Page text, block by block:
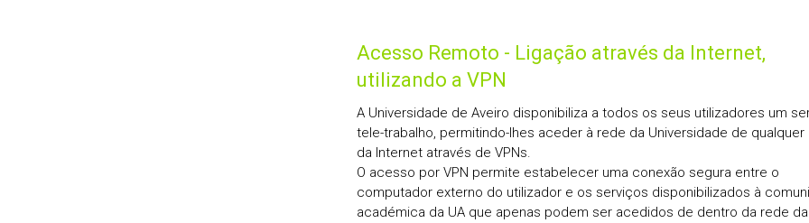
Acesso Remoto - Ligação através da Internet,
utilizando a VPN
A Universidade de Aveiro disponibiliza a todos os seus utilizadores um
tele-trabalho, permitindo-lhes aceder à rede da Universidade de qualquer
da Internet através de VPNs.
O acesso por VPN permite estabelecer uma conexão segura entre o
computador externo do utilizador e os serviços disponibilizados à
académica da UA que apenas podem ser acedidos de dentro da rede da